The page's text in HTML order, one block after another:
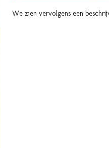
We zien vervolgens een